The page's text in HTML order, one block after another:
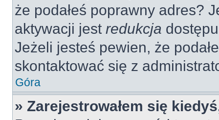
że podałeś poprawny adres?
aktywacji jest redukcja
Jeżeli jesteś pewien, że
skontaktować się z
Góra
» Zarejestrowałem się